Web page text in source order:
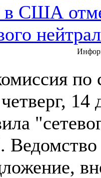
в США
по
14
Ведомство